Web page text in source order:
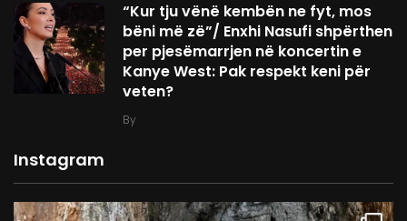
“Kur tju vënë kembën ne fyt, mos
bëni më zë”/ Enxhi Nasufi shpërthen
per pjesëmarrjen në koncertin e
Kanye West: Pak respekt keni për
veten?
By
Instagram